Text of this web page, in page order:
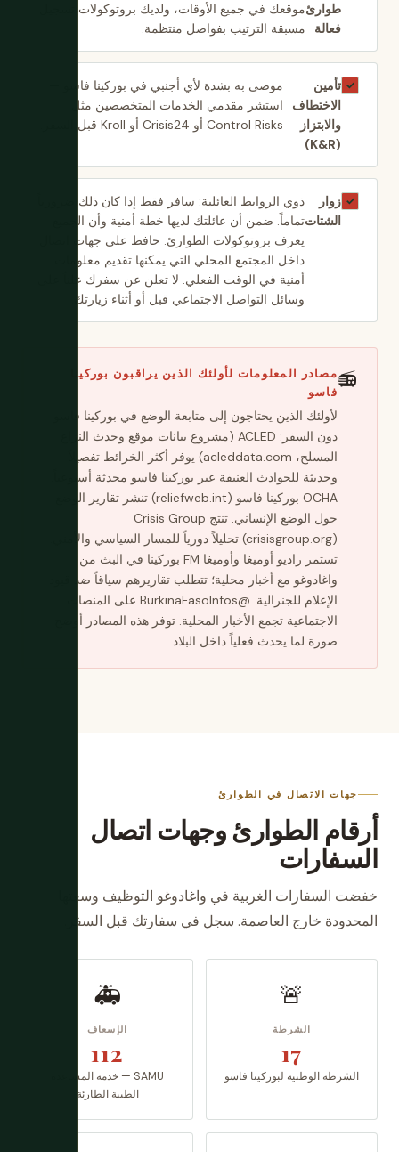
طوارئ
فعالة
موقعك في جميع الأوقات، ولديك بروتوكولات تسجيل
مسبقة الترتيب بفواصل منتظمة.
✓ تأمين
الاختطاف
والابتزاز
(K&R)
موصى به بشدة لأي أجنبي في بوركينا فاسو —
استشر مقدمي الخدمات المتخصصين مثل
Control Risks أو Crisis24 أو Kroll قبل السفر.
✓ زوار
الشتات
ذوي الروابط العائلية: سافر فقط إذا كان ذلك ضرورياً
تماماً. ضمن أن عائلتك لديها خطة أمنية وأن الجميع
يعرف بروتوكولات الطوارئ. حافظ على جهات اتصال
داخل المجتمع المحلي التي يمكنها تقديم معلومات
أمنية في الوقت الفعلي. لا تعلن عن سفرك علناً على
وسائل التواصل الاجتماعي قبل أو أثناء زيارتك.
📻مصادر المعلومات لأولئك الذين يراقبون بوركينا
فاسو
لأولئك الذين يحتاجون إلى متابعة الوضع في بوركينا فاسو
دون السفر: ACLED (مشروع بيانات موقع وحدث النزاع
المسلح، acleddata.com) يوفر أكثر الخرائط تفصيلاً
وحديثة للحوادث العنيفة عبر بوركينا فاسو محدثة أسبوعياً.
OCHA بوركينا فاسو (reliefweb.int) تنشر تقارير الوضع
حول الوضع الإنساني. تنتج Crisis Group
(crisisgroup.org) تحليلاً دورياً للمسار السياسي والأمني.
تستمر راديو أوميغا وأوميغا FM بوركينا في البث من
واغادوغو مع أخبار محلية؛ تتطلب تقاريرهم سياقاً ضد قيود
الإعلام للجنرالية. @BurkinaFasoInfos على المنصات
الاجتماعية تجمع الأخبار المحلية. توفر هذه المصادر أوضح
صورة لما يحدث فعلياً داخل البلاد.
جهات الاتصال في الطوارئ
أرقام الطوارئ وجهات اتصال
السفارات
خفضت السفارات الغربية في واغادوغو التوظيف وسعتها
المحدودة خارج العاصمة. سجل في سفارتك قبل السفر.
🚨
الشرطة
17
الشرطة الوطنية لبوركينا فاسو
🚑
الإسعاف
112
SAMU — خدمة المساعدة
الطبية الطارئة